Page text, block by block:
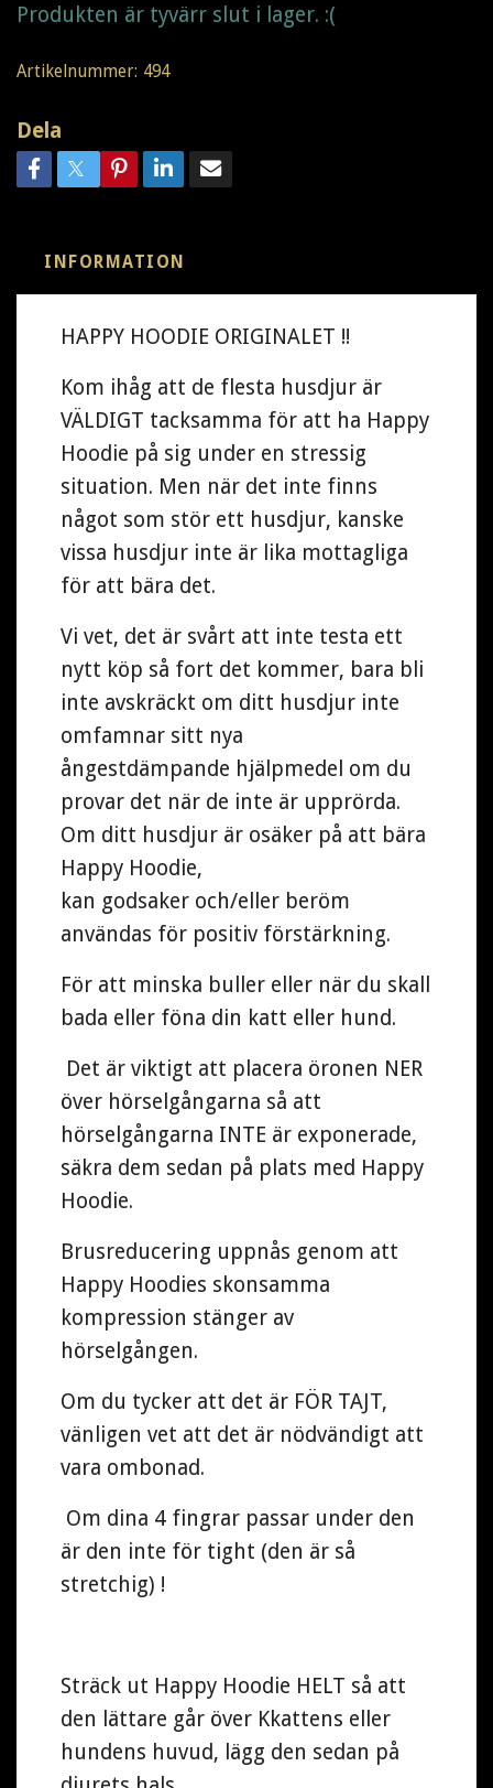
Produkten är tyvärr slut i lager. :(
Artikelnummer: 494
Dela
INFORMATION
HAPPY HOODIE ORIGINALET !!
Kom ihåg att de flesta husdjur är
VÄLDIGT tacksamma för att ha Happy
Hoodie på sig under en stressig
situation. Men när det inte finns
något som stör ett husdjur, kanske
vissa husdjur inte är lika mottagliga
för att bära det.
Vi vet, det är svårt att inte testa ett
nytt köp så fort det kommer, bara bli
inte avskräckt om ditt husdjur inte
omfamnar sitt nya
ångestdämpande hjälpmedel om du
provar det när de inte är upprörda.
Om ditt husdjur är osäker på att bära
Happy Hoodie,
kan godsaker och/eller beröm
användas för positiv förstärkning.
För att minska buller eller när du skall
bada eller föna din katt eller hund.
Det är viktigt att placera öronen NER
över hörselgångarna så att
hörselgångarna INTE är exponerade,
säkra dem sedan på plats med Happy
Hoodie.
Brusreducering uppnås genom att
Happy Hoodies skonsamma
kompression stänger av
hörselgången.
Om du tycker att det är FÖR TAJT,
vänligen vet att det är nödvändigt att
vara ombonad.
Om dina 4 fingrar passar under den
är den inte för tight (den är så
stretchig) !
Sträck ut Happy Hoodie HELT så att
den lättare går över Kkattens eller
hundens huvud, lägg den sedan på